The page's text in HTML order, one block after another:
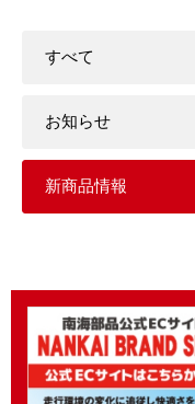
すべて
お知らせ
新商品情報